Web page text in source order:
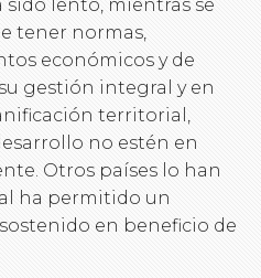
lento, mientras se
tener normas,
económicos y de
gestión integral y en
territorial,
no estén en
Otros países lo han
ha permitido un
en beneficio de